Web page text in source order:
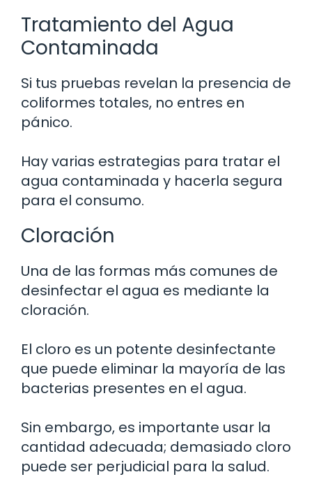
Tratamiento del Agua
Contaminada
Si tus pruebas revelan la presencia de
coliformes totales, no entres en
pánico.
Hay varias estrategias para tratar el
agua contaminada y hacerla segura
para el consumo.
Cloración
Una de las formas más comunes de
desinfectar el agua es mediante la
cloración.
El cloro es un potente desinfectante
que puede eliminar la mayoría de las
bacterias presentes en el agua.
Sin embargo, es importante usar la
cantidad adecuada; demasiado cloro
puede ser perjudicial para la salud.